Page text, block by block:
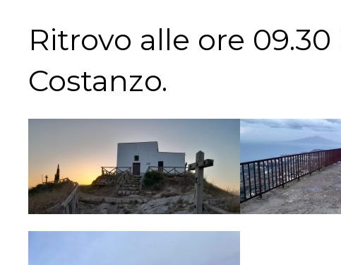
Ritrovo alle ore 09.30
Costanzo.